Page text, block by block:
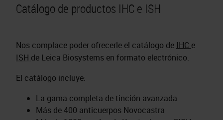
Catálogo de productos IHC e ISH
Nos complace poder ofrecerle el catálogo de IHC e
ISH de Leica Biosystems en formato electrónico.
El catálogo incluye:
La gama completa de tinción avanzada
Más de 400 anticuerpos Novocastra